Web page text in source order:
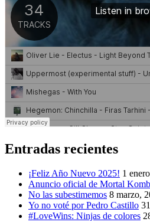
Entradas recientes
¡Feliz Año Nuevo 2025! 1
Anuncio oficial de Mortal
No las subestimemos 8 marzo,
Yo no voté por Pedro Castillo
#LoveWins: Ninjas de colores